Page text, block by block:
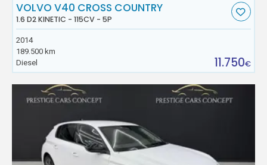
VOLVO V40 CROSS COUNTRY
1.6 D2 KINETIC - 115CV - 5P
2014
189.500 km
Diesel
11.750€